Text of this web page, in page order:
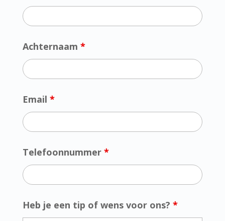
Achternaam *
Email *
Telefoonnummer *
Heb je een tip of wens voor ons? *